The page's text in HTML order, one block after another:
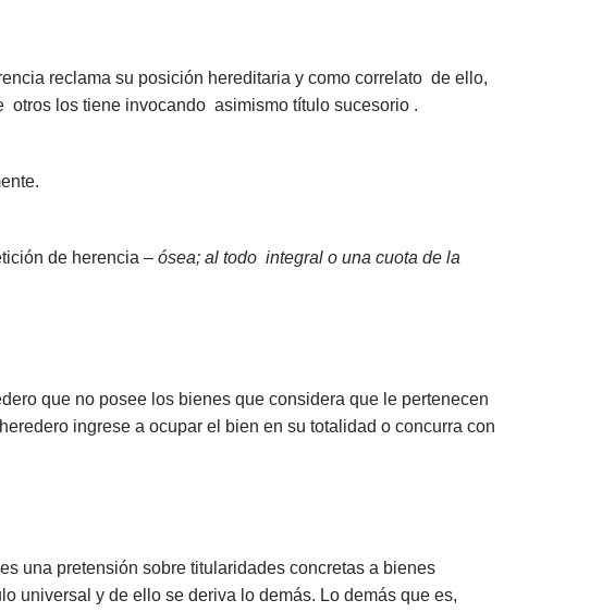
reclama su posición hereditaria y como correlato de ello,
los tiene invocando asimismo título sucesorio .
de herencia – ósea; al todo integral o una cuota de la
que no posee los bienes que considera que le pertenecen
ingrese a ocupar el bien en su totalidad o concurra con
una pretensión sobre titularidades concretas a bienes
universal y de ello se deriva lo demás. Lo demás que es,